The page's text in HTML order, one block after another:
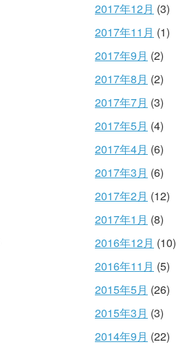
2017年12月 (3)
2017年11月 (1)
2017年9月 (2)
2017年8月 (2)
2017年7月 (3)
2017年5月 (4)
2017年4月 (6)
2017年3月 (6)
2017年2月 (12)
2017年1月 (8)
2016年12月 (10)
2016年11月 (5)
2015年5月 (26)
2015年3月 (3)
2014年9月 (22)